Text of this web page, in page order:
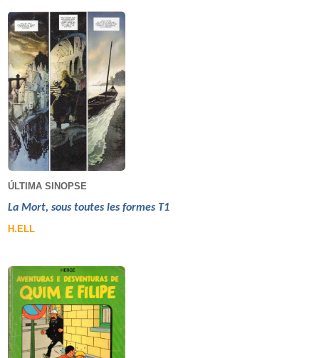
ÚLTIMA SINOPSE
La Mort, sous toutes les formes T1
H.ELL